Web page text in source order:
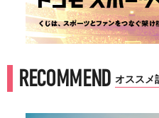
RECOMMEND オススメ